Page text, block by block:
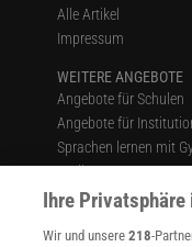
Alle Artikel
Impressum
WEITERE ANGEBOTE
Angebote für Schulen
Angebote für
Sprachen lernen mit
Lexika
Für Spektrum
Ihre
Wir und unsere218-